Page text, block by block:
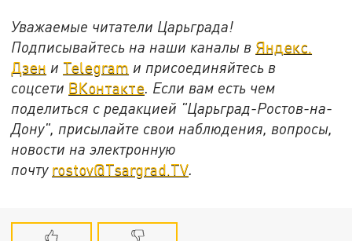
Уважаемые читатели Царьграда!
Подписывайтесь на наши каналы в Яндекс.
Дзен и Telegram и присоединяйтесь в
соцсети ВКонтакте. Если вам есть чем
поделиться с редакцией "Царьград-Ростов-на-
Дону", присылайте свои наблюдения, вопросы,
новости на электронную
почту rostov@Tsargrad.ТV.